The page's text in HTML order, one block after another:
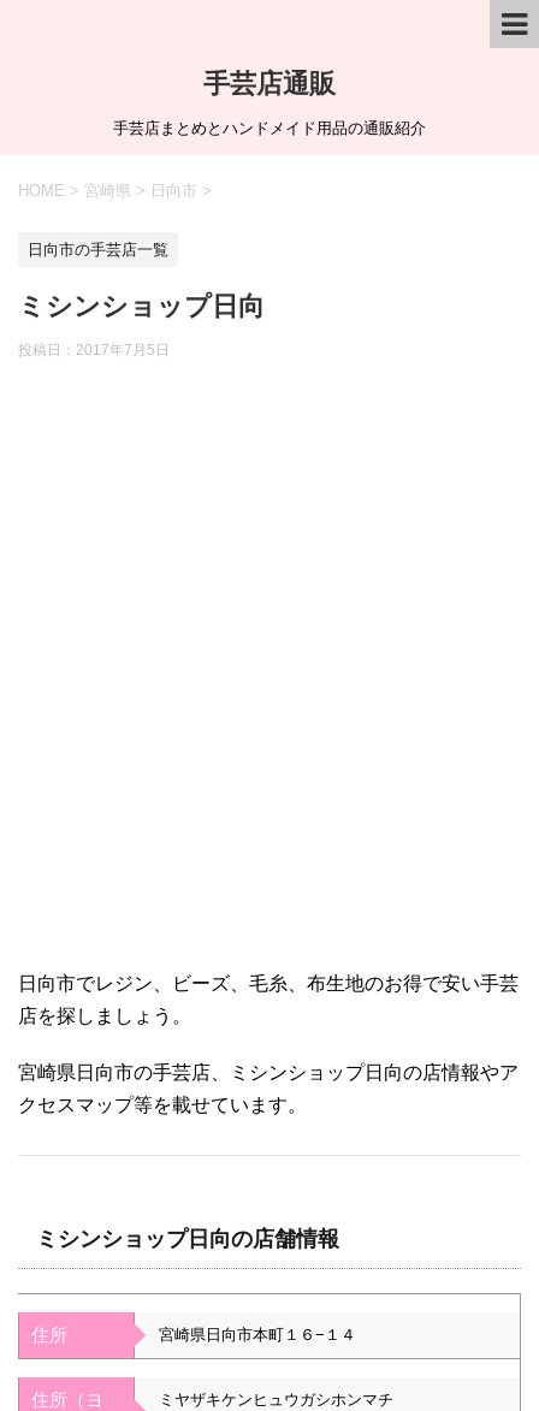
手芸店通販
手芸店まとめとハンドメイド用品の通販紹介
HOME > 宮崎県 > 日向市 >
日向市の手芸店一覧
ミシンショップ日向
投稿日： 2017年7月5日
日向市でレジン、ビーズ、毛糸、布生地のお得で安い手芸
店を探しましょう。
宮崎県日向市の手芸店、ミシンショップ日向の店情報やア
クセスマップ等を載せています。
ミシンショップ日向の店舗情報
住所 宮崎県日向市本町１６−１４
住所（ヨ
ミヤザキケンヒュウガシホンマチ